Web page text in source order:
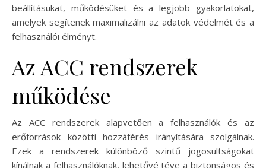
beállításukat, működésüket és a legjobb gyakorlatokat,
amelyek segítenek maximalizálni az adatok védelmét és a
felhasználói élményt.
Az ACC rendszerek
működése
Az ACC rendszerek alapvetően a felhasználók és az
erőforrások közötti hozzáférés irányítására szolgálnak.
Ezek a rendszerek különböző szintű jogosultságokat
kínálnak a felhasználóknak, lehetővé téve a biztonságos és